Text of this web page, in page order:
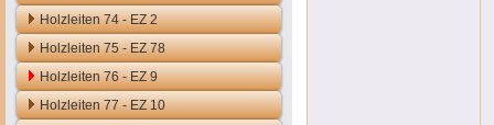
Holzleiten 74 - EZ 2
Holzleiten 75 - EZ 78
Holzleiten 76 - EZ 9
Holzleiten 77 - EZ 10